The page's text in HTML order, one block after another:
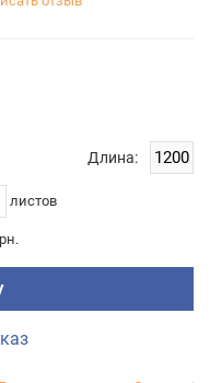
Длина:
листов